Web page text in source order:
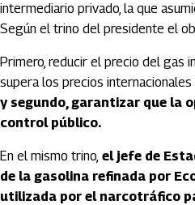
intermediario privado, la que
Según el trino del presidente el
Primero, reducir el precio del gas
supera los precios internacionales
y segundo, garantizar que la
control público.
En el mismo trino, el jefe de
de la gasolina refinada por
utilizada por el narcotráfico